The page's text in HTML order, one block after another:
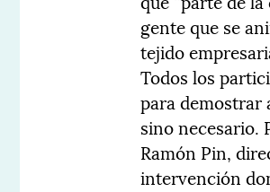
gente que se
tejido
Todos los
para demostrar
sino necesario.
Ramón Pin,
intervención